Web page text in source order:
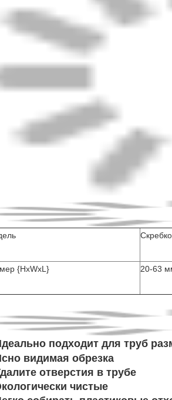
{HxWxL}
подходит для труб
видимая обрезка
отверстия в трубе
чистые
собирать пластиковые
срок службы и простота